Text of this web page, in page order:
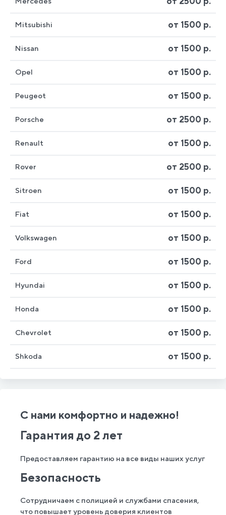
Mitsubishi от 1500 р.
Nissan от 1500 р.
Opel от 1500 р.
Peugeot от 1500 р.
Porsche от 2500 р.
Renault от 1500 р.
Rover от 2500 р.
Sitroen от 1500 р.
Fiat от 1500 р.
Volkswagen от 1500 р.
Ford от 1500 р.
Hyundai от 1500 р.
Honda от 1500 р.
Chevrolet от 1500 р.
Shkoda от 1500 р.
С нами комфортно и надежно!
Гарантия до 2 лет
Предоставляем гарантию на все виды наших услуг
Безопасность
Сотрудничаем с полицией и службами спасения,
что повышает уровень доверия клиентов